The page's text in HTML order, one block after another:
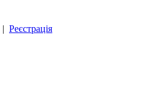
| Реєстрація